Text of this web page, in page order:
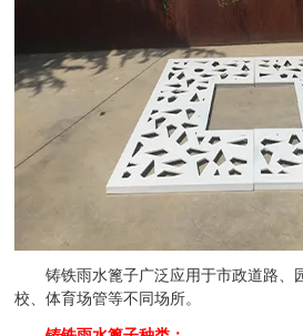
铸铁雨水篦子广泛应用于市政道路、
校、体育场管等不同场所。